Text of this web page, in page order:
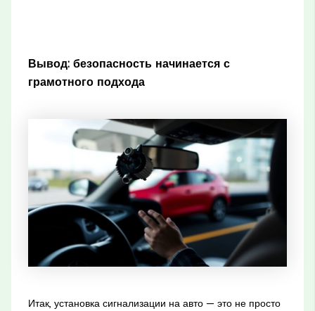
Вывод: безопасность начинается с
грамотного подхода
Итак, установка сигнализации на авто — это не просто